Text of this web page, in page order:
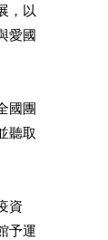
，以
愛國
國團
聽取
資
予運